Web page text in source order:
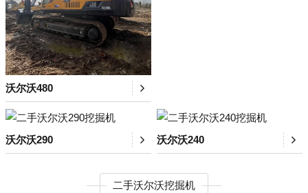
沃尔沃480
沃尔沃290 沃尔沃240
二手沃尔沃挖掘机